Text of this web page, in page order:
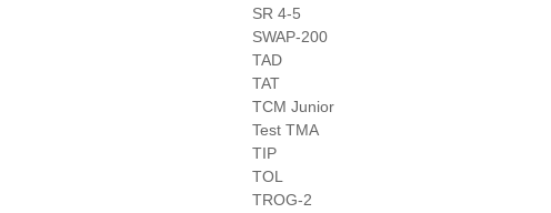
SR 4-5
SWAP-200
TAD
TAT
TCM Junior
Test TMA
TIP
TOL
TROG-2